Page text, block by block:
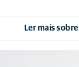
Ler mais